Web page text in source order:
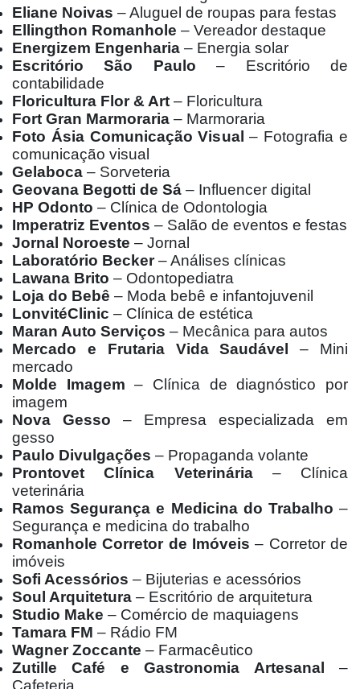
Eliane Noivas – Aluguel de roupas para festas
Ellingthon Romanhole – Vereador destaque
Energizem Engenharia – Energia solar
Escritório São Paulo – Escritório de
contabilidade
Floricultura Flor & Art – Floricultura
Fort Gran Marmoraria – Marmoraria
Foto Ásia Comunicação Visual – Fotografia e
comunicação visual
Gelaboca – Sorveteria
Geovana Begotti de Sá – Influencer digital
HP Odonto – Clínica de Odontologia
Imperatriz Eventos – Salão de eventos e festas
Jornal Noroeste – Jornal
Laboratório Becker– Análises clínicas
Lawana Brito – Odontopediatra
Loja do Bebê – Moda bebê e infantojuvenil
LonvitéClinic – Clínica de estética
Maran Auto Serviços – Mecânica para autos
Mercado e Frutaria Vida Saudável
– Mini
mercado
Molde Imagem – Clínica de diagnóstico por
imagem
Nova Gesso – Empresa especializada em
gesso
Paulo Divulgações – Propaganda volante
Prontovet Clínica Veterinária– Clínica
veterinária
Ramos Segurança e Medicina do Trabalho –
Segurança e medicina do trabalho
Romanhole Corretor de Imóveis – Corretor de
imóveis
Sofi Acessórios – Bijuterias e acessórios
Soul Arquitetura – Escritório de arquitetura
Studio Make – Comércio de maquiagens
Tamara FM – Rádio FM
Wagner Zoccante – Farmacêutico
Zutille Café e Gastronomia Artesanal
–